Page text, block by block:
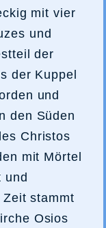
mit vier
und
der
der Kuppel
und
den Süden
Christos
mit Mörtel
und
stammt
Osios